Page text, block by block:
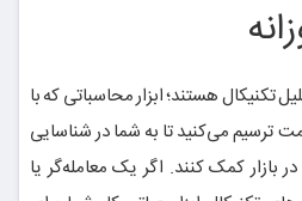
تکنیکال هستند؛ ابزار محاسباتی که با
ترسیم می‌کنید تا به شما در شناسایی
بازار کمک کنند. اگر یک معامله‌گر یا